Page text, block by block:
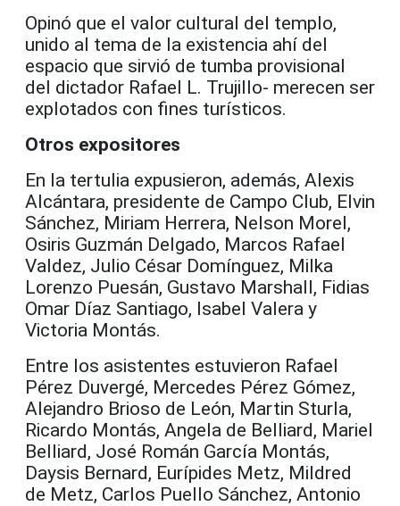
Opinó que el valor cultural del templo,
unido al tema de la existencia ahí del
espacio que sirvió de tumba provisional
del dictador Rafael L. Trujillo- merecen ser
explotados con fines turísticos.
Otros expositores
En la tertulia expusieron, además, Alexis
Alcántara, presidente de Campo Club, Elvin
Sánchez, Miriam Herrera, Nelson Morel,
Osiris Guzmán Delgado, Marcos Rafael
Valdez, Julio César Domínguez, Milka
Lorenzo Puesán, Gustavo Marshall, Fidias
Omar Díaz Santiago, Isabel Valera y
Victoria Montás.
Entre los asistentes estuvieron Rafael
Pérez Duvergé, Mercedes Pérez Gómez,
Alejandro Brioso de León, Martin Sturla,
Ricardo Montás, Angela de Belliard, Mariel
Belliard, José Román García Montás,
Daysis Bernard, Eurípides Metz, Mildred
de Metz, Carlos Puello Sánchez, Antonio